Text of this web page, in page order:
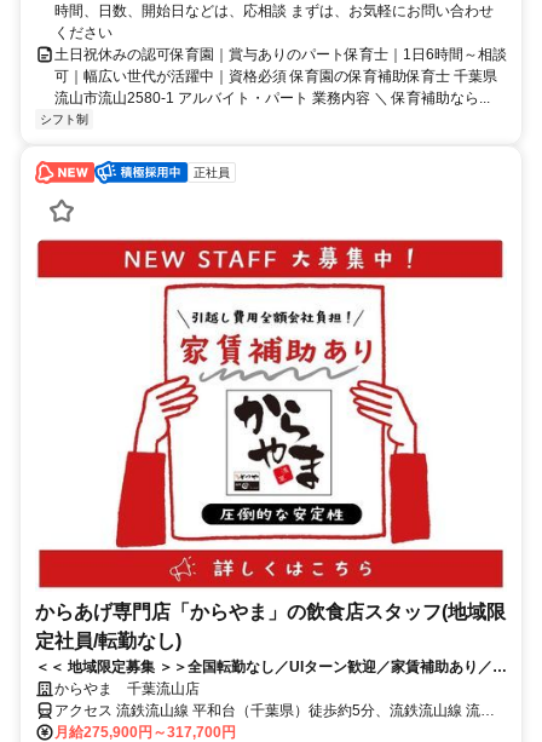
時間、日数、開始日などは、応相談 まずは、お気軽にお問い合わせ
ください
土日祝休みの認可保育園｜賞与ありのパート保育士｜1日6時間～相談
可｜幅広い世代が活躍中｜資格必須 保育園の保育補助保育士 千葉県
流山市流山2580-1 アルバイト・パート 業務内容 ＼ 保育補助なら...
シフト制
正社員
からあげ専門店「からやま」の飲食店スタッフ(地域限
定社員/転勤なし)
＜＜ 地域限定募集 ＞＞全国転勤なし／UIターン歓迎／家賃補助あり／プ
ライム上場の安定経営で、地元で長く働きたいあなたに！
からやま 千葉流山店
アクセス 流鉄流山線 平和台（千葉県）徒歩約5分、流鉄流山線 流山
徒歩約11分、つくばエクスプレス 南流山A2口徒歩約19分
月給275,900円～317,700円